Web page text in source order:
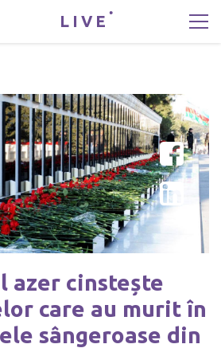
LIVE
azer cinstește
care au murit în
sângeroase din